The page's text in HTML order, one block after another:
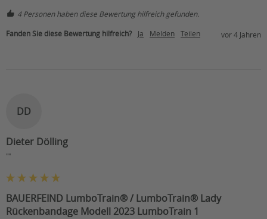
4 Personen haben diese Bewertung hilfreich gefunden.
Fanden Sie diese Bewertung hilfreich? Ja Melden Teilen vor 4 Jahren
DD
Dieter Dölling
""
BAUERFEIND LumboTrain® / LumboTrain® Lady
Rückenbandage Modell 2023 LumboTrain 1